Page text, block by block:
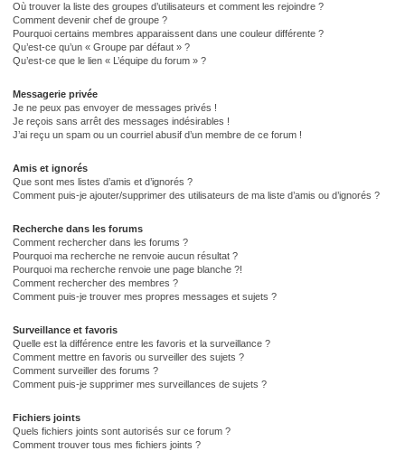
Où trouver la liste des groupes d’utilisateurs et comment les rejoindre ?
Comment devenir chef de groupe ?
Pourquoi certains membres apparaissent dans une couleur différente ?
Qu’est-ce qu’un « Groupe par défaut » ?
Qu’est-ce que le lien « L’équipe du forum » ?
Messagerie privée
Je ne peux pas envoyer de messages privés !
Je reçois sans arrêt des messages indésirables !
J’ai reçu un spam ou un courriel abusif d’un membre de ce forum !
Amis et ignorés
Que sont mes listes d’amis et d’ignorés ?
Comment puis-je ajouter/supprimer des utilisateurs de ma liste d’amis ou d’ignorés ?
Recherche dans les forums
Comment rechercher dans les forums ?
Pourquoi ma recherche ne renvoie aucun résultat ?
Pourquoi ma recherche renvoie une page blanche ?!
Comment rechercher des membres ?
Comment puis-je trouver mes propres messages et sujets ?
Surveillance et favoris
Quelle est la différence entre les favoris et la surveillance ?
Comment mettre en favoris ou surveiller des sujets ?
Comment surveiller des forums ?
Comment puis-je supprimer mes surveillances de sujets ?
Fichiers joints
Quels fichiers joints sont autorisés sur ce forum ?
Comment trouver tous mes fichiers joints ?